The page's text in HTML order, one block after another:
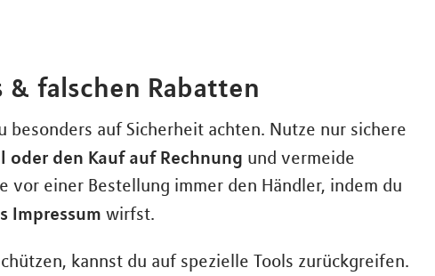
falschen Rabatten
besonders auf Sicherheit achten. Nutze nur sichere
oder den Kauf auf Rechnung und vermeide
vor einer Bestellung immer den Händler, indem du
Impressum wirfst.
kannst du auf spezielle Tools zurückgreifen.